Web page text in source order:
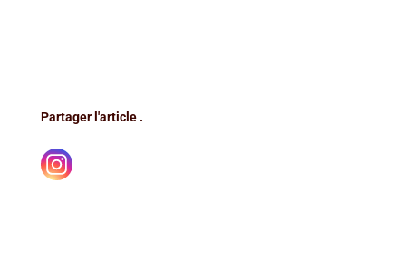
Partager l'article .